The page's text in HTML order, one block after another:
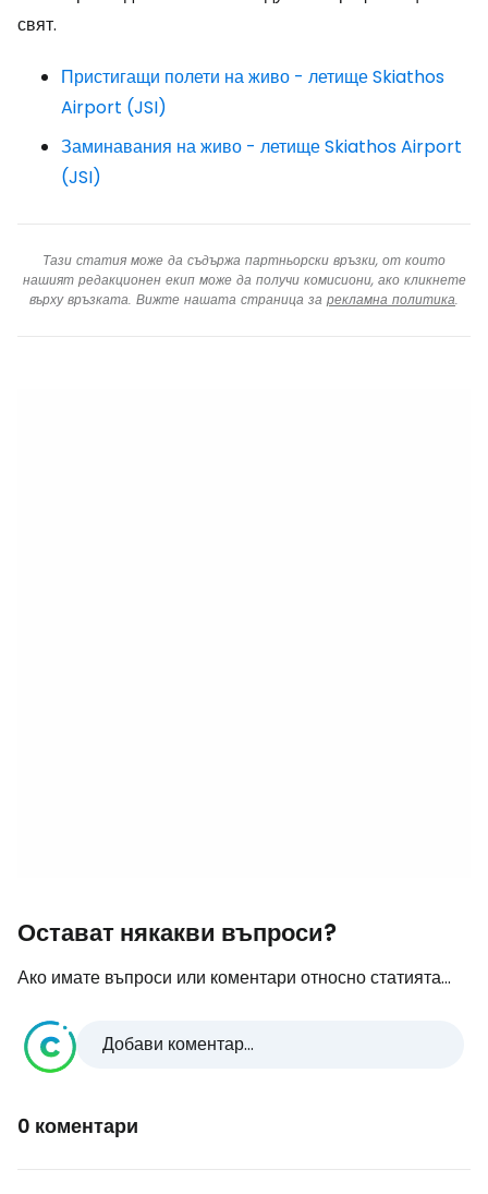
свят.
Пристигащи полети на живо - летище Skiathos
Airport (JSI)
Заминавания на живо - летище Skiathos Airport
(JSI)
Тази статия може да съдържа партньорски връзки, от които
нашият редакционен екип може да получи комисиони, ако кликнете
върху връзката. Вижте нашата страница за рекламна политика.
Остават някакви въпроси?
Ако имате въпроси или коментари относно статията...
Добави коментар...
0 коментари